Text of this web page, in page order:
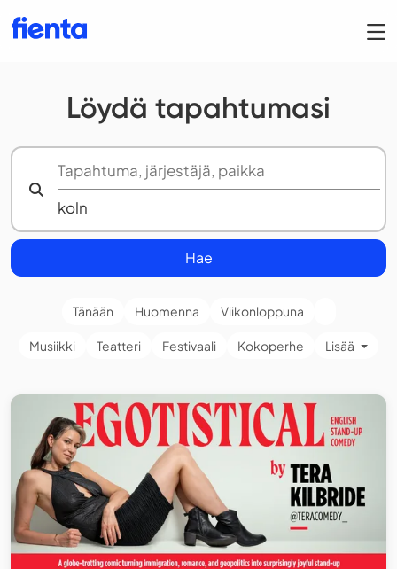
Löydä tapahtumasi
Hae
Tänään Huomenna Viikonloppuna
Musiikki Teatteri Festivaali Kokoperhe Lisää